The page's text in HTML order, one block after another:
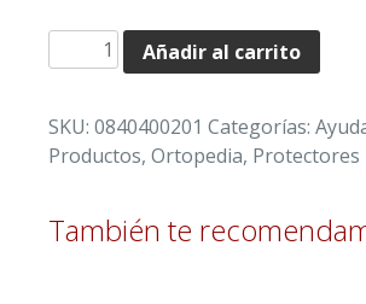
ALMOHADILLA
CILÍNDRICA
cantidad
Añadir al carrito
SKU: 0840400201 Categorías:
Productos, Ortopedia, Protectores
También te